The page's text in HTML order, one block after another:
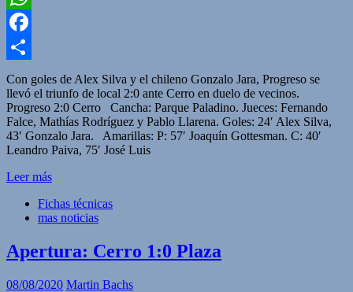
WhatsApp
Facebook
Compartir
Con goles de Alex Silva y el chileno Gonzalo Jara, Progreso se
llevó el triunfo de local 2:0 ante Cerro en duelo de vecinos.
Progreso 2:0 Cerro Cancha: Parque Paladino. Jueces: Fernando
Falce, Mathías Rodríguez y Pablo Llarena. Goles: 24′ Alex Silva,
43′ Gonzalo Jara. Amarillas: P: 57′ Joaquín Gottesman. C: 40′
Leandro Paiva, 75′ José Luis
Leer más
Fichas técnicas
mas noticias
Apertura: Cerro 1:0 Plaza
08/08/2020 Martin Bachs